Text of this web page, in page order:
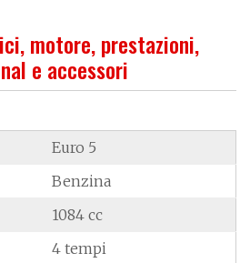
motore, prestazioni,
e accessori
Euro 5
Benzina
1084 cc
4 tempi